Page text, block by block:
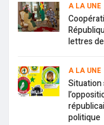
A LA UNE
lettres
A LA UNE
Situation
politique